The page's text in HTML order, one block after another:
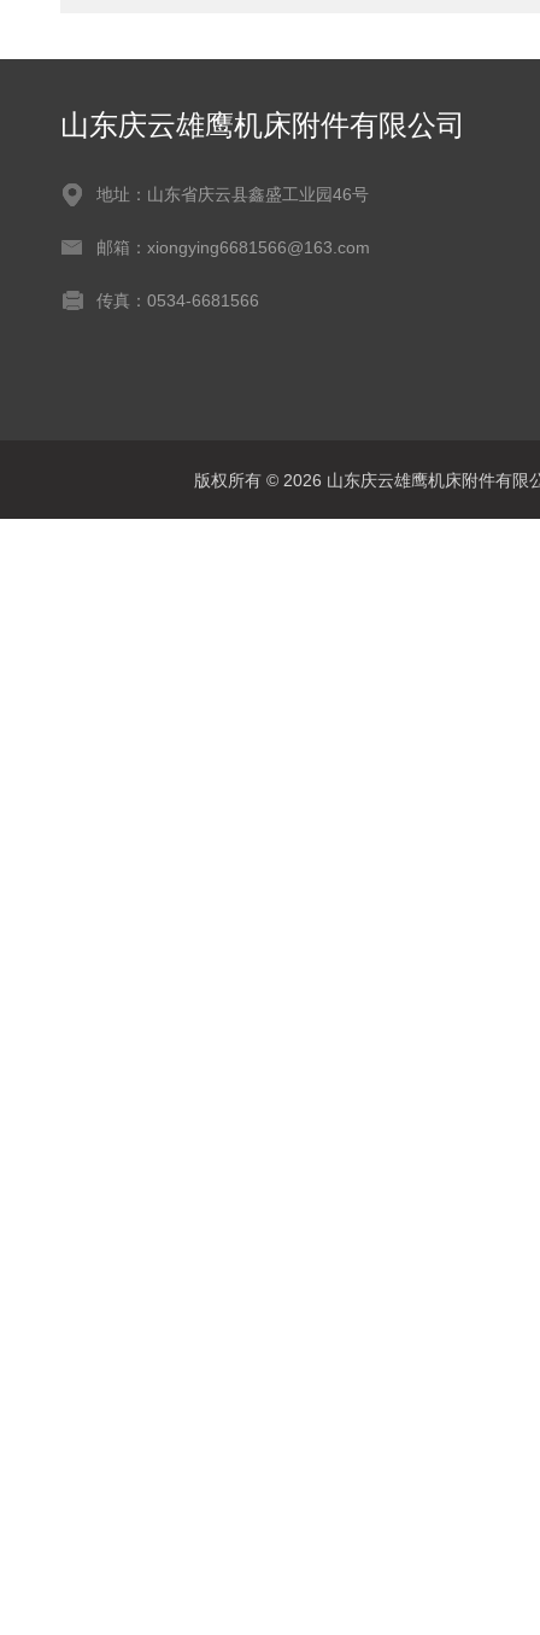
山东庆云雄鹰机床附件有限公司
地址：山东省庆云县鑫盛工业园46号
邮箱：xiongying6681566@163.com
传真：0534-6681566
版权所有 © 2026 山东庆云雄鹰机床附件有